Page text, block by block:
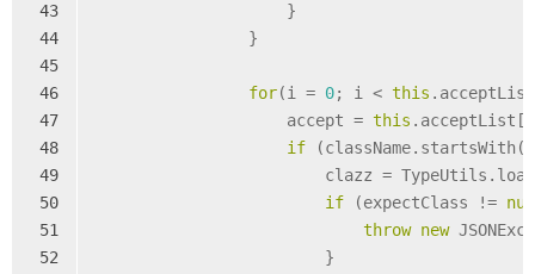
43
44
45
46
47
48
49
50
51
52
                    }
                }
for(i = 0; i < this
                    accept =
this
if
clazz =
if (expectClass !=
throw new
                        }